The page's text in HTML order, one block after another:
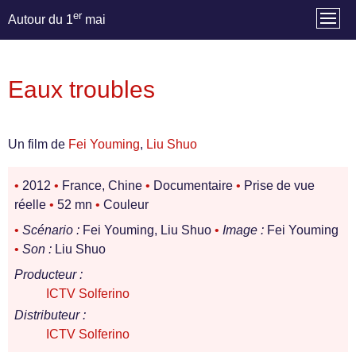
Autour du 1er mai
Eaux troubles
Un film de Fei Youming, Liu Shuo
• 2012 • France, Chine • Documentaire • Prise de vue
réelle • 52 mn • Couleur
• Scénario : Fei Youming, Liu Shuo • Image : Fei Youming
• Son : Liu Shuo
Producteur :
ICTV Solferino
Distributeur :
ICTV Solferino